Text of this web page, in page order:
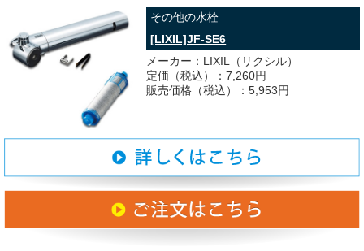
その他の水栓
[LIXIL]JF-SE6
メーカー：LIXIL（リクシル）
定価（税込）：7,260円
販売価格（税込）：5,953円